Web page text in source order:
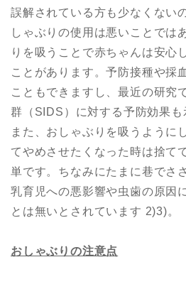
誤解されている方も少なくない
しゃぶりの使用は悪いことでは
りを吸うことで赤ちゃんは安心
ことがあります。予防接種や採
こともできますし、最近の研究
群（SIDS）に対する予防効果も
また、おしゃぶりを吸うように
てやめさせたくなった時は捨て
単です。ちなみにたまに巷でさ
乳育児への悪影響や虫歯の原因
とは無いとされています 2)3)。
おしゃぶりの注意点